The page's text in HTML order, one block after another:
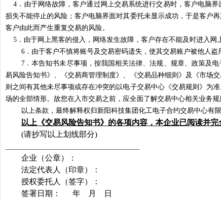
4 ．由于网络故障，客户通过网上交易系统进行交易时，客户电脑
损失不能停止的风险；客户电脑界面对其委托未显示成功，于是客户
客户由此而产生重复交易的风险。
5 ．由于网上黑客的侵入，网络发生故障，客户存在不能及时进入
6 ．由于客户不慎将账号及交易密码遗失，使其交易账户被他人盗
7 ．本告知书未尽事项，按我国相关法律、法规、规章、政策及
易风险告知书》、《交易商管理制度》、《交易品种细则》及《市场
则之间有其他未尽事项或存在冲突的以电子交易中心《交易规则》为
场的全部情形。故您在入市交易之前，应全面了解交易中心相关业务
以上条款，最终解释权归新阳科技集团化工电子合约交易中心有
以上《交易风险告知书》的各项内容，本企业已阅读并完
(请抄写以上划线部分)
企业（公章）：
法定代表人（印章）：
授权委托人（签字）：
签署日期：
年 月 日